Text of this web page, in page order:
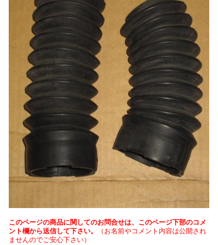
このページの商品に関してのお問合せは、このページ下部のコメ
ント欄から送信して下さい。
（お名前やコメント内容は公開され
ませんのでご安心下さい）